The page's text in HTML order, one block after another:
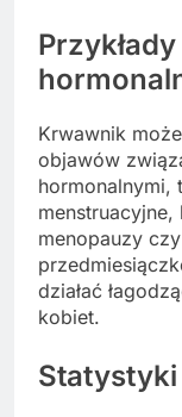
Krwawnik
objawów
hormonalnymi,
menopauzy
działać
kobiet.